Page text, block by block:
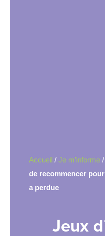
Accueil/ Je m’informe/
de recommencer
a perdue
Jeux